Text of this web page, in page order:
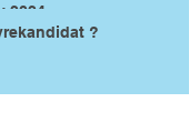
2024
?